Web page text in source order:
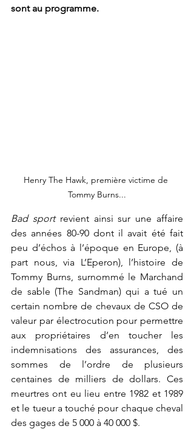
sont au programme.
Henry The Hawk, première victime de
Tommy Burns...
Bad sport revient ainsi sur une affaire
des années 80-90 dont il avait été fait
peu d’échos à l’époque en Europe, (à
part nous, via L’Eperon), l’histoire de
Tommy Burns, surnommé le Marchand
de sable (The Sandman) qui a tué un
certain nombre de chevaux de CSO de
valeur par électrocution pour permettre
aux propriétaires d’en toucher les
indemnisations des assurances, des
sommes de l’ordre de plusieurs
centaines de milliers de dollars. Ces
meurtres ont eu lieu entre 1982 et 1989
et le tueur a touché pour chaque cheval
des gages de 5 000 à 40 000 $.